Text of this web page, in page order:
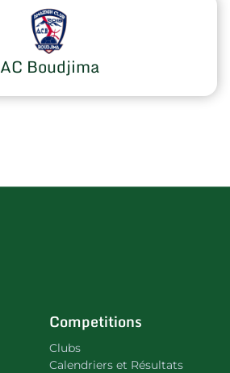
AC Boudjima
Competitions
Clubs
Calendriers et Résultats